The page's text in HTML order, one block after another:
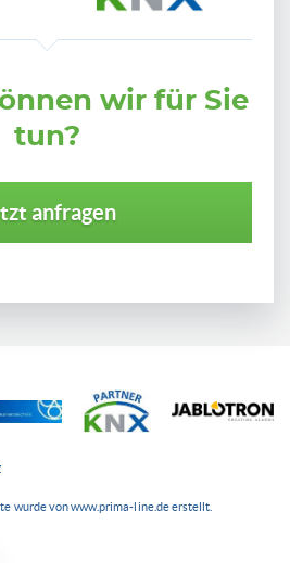
wir für Sie
tun?
anfragen
wurde vonwww.prima-line.deerstellt.